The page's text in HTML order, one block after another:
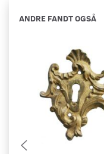
ANDRE FANDT OGSÅ